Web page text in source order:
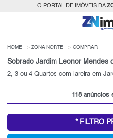
O PORTAL DE IMÓVEIS DA
HOME ZONA NORTE COMPRAR
2, 3 ou 4 Quartos com lareira em
118 anúncios
* FILTRO